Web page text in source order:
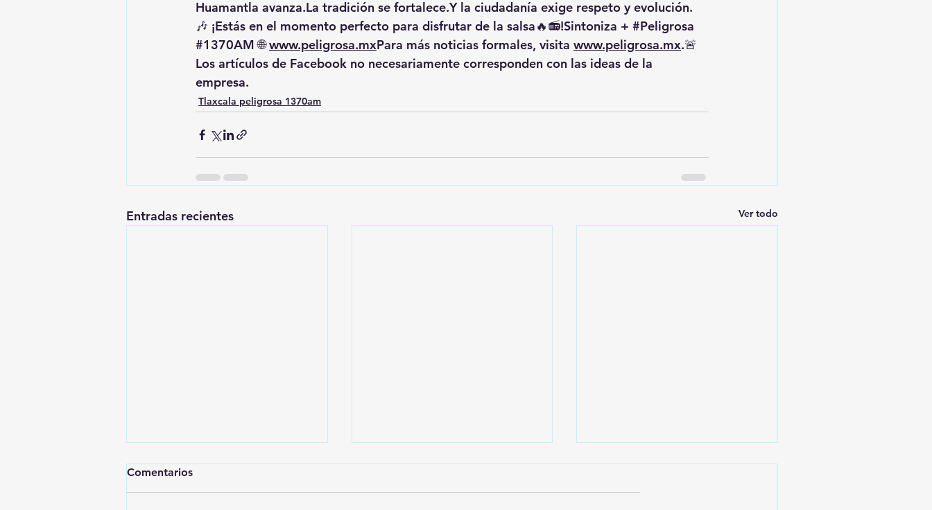
Huamantla avanza.La tradición se fortalece.Y la ciudadanía exige respeto y evolución.
🎶 ¡Estás en el momento perfecto para disfrutar de la salsa🔥📻!Sintoniza + #Peligrosa
#1370AM 🌐 www.peligrosa.mxPara más noticias formales, visita www.peligrosa.mx.🚨
Los artículos de Facebook no necesariamente corresponden con las ideas de la
empresa.
Tlaxcala peligrosa 1370am
Entradas recientes Ver todo
Comentarios